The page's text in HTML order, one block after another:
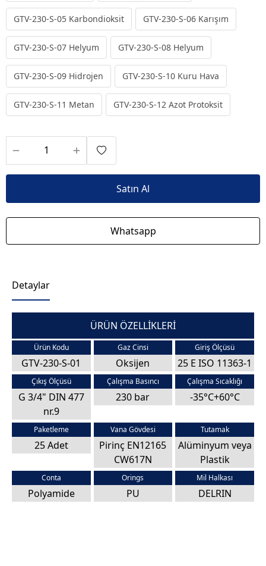
GTV-230-S-05 Karbondioksit GTV-230-S-06 Karışım
GTV-230-S-07 Helyum GTV-230-S-08 Helyum
GTV-230-S-09 Hidrojen GTV-230-S-10 Kuru Hava
GTV-230-S-11 Metan GTV-230-S-12 Azot Protoksit
Satın Al
Whatsapp
Detaylar
ÜRÜN ÖZELLİKLERİ
Ürün Kodu
GTV-230-S-01
Gaz Cinsi
Oksijen
Giriş Ölçüsü
25 E ISO 11363-1
Çıkış Ölçüsü
G 3/4" DIN 477
nr.9
Çalışma Basıncı
230 bar
Çalışma Sıcaklığı
-35°C+60°C
Paketleme
25 Adet
Vana Gövdesi
Pirinç EN12165
CW617N
Tutamak
Alüminyum veya
Plastik
Conta
Polyamide
Orings
PU
Mil Halkası
DELRIN